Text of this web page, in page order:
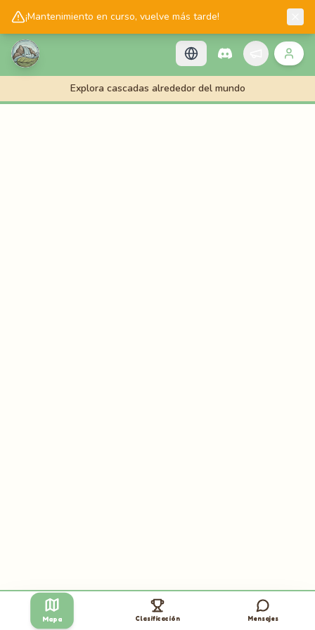
¡Mantenimiento en curso, vuelve más tarde!
📱Get the Cascadology app!
Explora cascadas alrededor del mundo
Mapa Clasificación Mensajes